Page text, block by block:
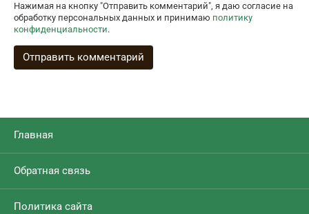
Нажимая на кнопку "Отправить комментарий", я даю согласие на
обработку персональных данных и принимаю политику
конфиденциальности.
Главная
Обратная связь
Политика сайта